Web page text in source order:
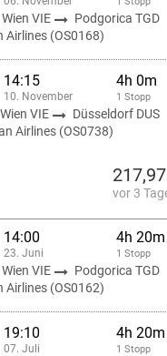
Wien VIE
Podgorica TGD
(OS0168)
14:15
10. November
4h 0m
1 Stopp
Wien VIE
Düsseldorf DUS
Airlines (OS0738)
vor 3
14:00
23. Juni
4h 20m
1 Stopp
Wien VIE
Podgorica TGD
(OS0162)
19:10
07. Juli
4h 20m
1 Stopp